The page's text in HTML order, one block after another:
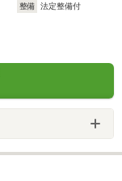
整備
法定整備付